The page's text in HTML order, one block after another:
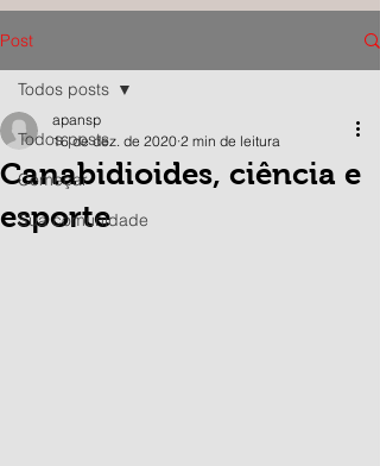
Post
Todos posts
Começar
Sua comunidade
Todos posts
Canabidioides, ciência e
esporte
apansp
16 de dez. de 2020 2 min de leitura